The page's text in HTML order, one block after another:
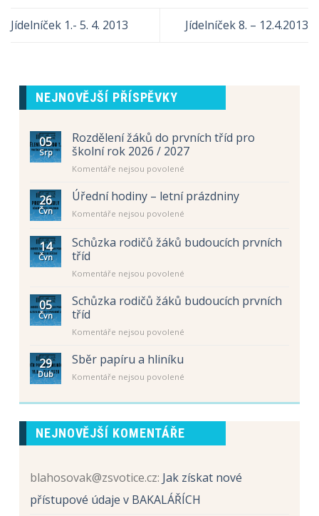
Jídelníček 1.- 5. 4. 2013 Jídelníček 8. – 12.4.2013
NEJNOVĚJŠÍ PŘÍSPĚVKY
05
Srp
Rozdělení žáků do prvních tříd pro
školní rok 2026 / 2027
Komentáře nejsou povolené
s
názvem
do
rok
26
Čvn
Úřední hodiny – letní prázdniny
Komentáře nejsou povolené
s
názvem
letní
14
Čvn
Schůzka rodičů žáků budoucích prvních
tříd
Komentáře nejsou povolené
s
05
Čvn
Schůzka rodičů žáků budoucích prvních
tříd
Komentáře nejsou povolené
žáků
prvních
tříd
29
Dub
Sběr papíru a hliníku
Komentáře nejsou povolené
s
Sběr
papíru
a
NEJNOVĚJŠÍ KOMENTÁŘE
blahosovak@zsvotice.cz: Jak získat nové
přístupové údaje v BAKALÁŘÍCH